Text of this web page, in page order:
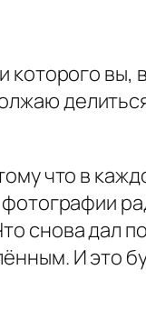
которого
что в
снова дал
И это